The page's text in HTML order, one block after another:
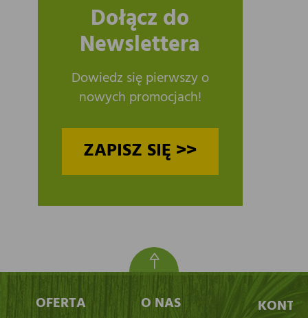
Dołącz do
Newslettera
Dowiedz się pierwszy o
nowych promocjach!
ZAPISZ SIĘ >>
OFERTA O NAS